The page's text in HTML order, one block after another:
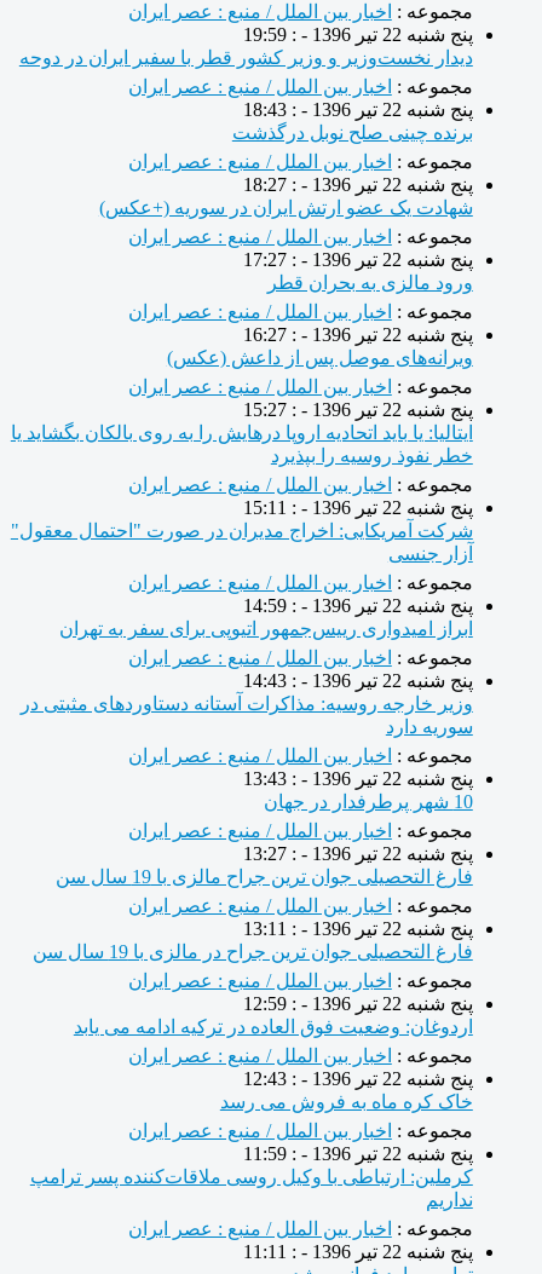
مجموعه :اخبار بین الملل / منبع : عصر ایران
پنج شنبه 22 تیر 1396 - : 19:59
دیدار نخست‌وزیر و وزیر کشور قطر با سفیر ایران در دوحه
مجموعه :اخبار بین الملل / منبع : عصر ایران
پنج شنبه 22 تیر 1396 - : 18:43
برنده چینی صلح نوبل درگذشت
مجموعه :اخبار بین الملل / منبع : عصر ایران
پنج شنبه 22 تیر 1396 - : 18:27
شهادت یک عضو ارتش ایران در سوریه (+عکس)
مجموعه :اخبار بین الملل / منبع : عصر ایران
پنج شنبه 22 تیر 1396 - : 17:27
ورود مالزی به بحران قطر
مجموعه :اخبار بین الملل / منبع : عصر ایران
پنج شنبه 22 تیر 1396 - : 16:27
ویرانه‌های موصل پس از داعش (عکس)
مجموعه :اخبار بین الملل / منبع : عصر ایران
پنج شنبه 22 تیر 1396 - : 15:27
ایتالیا: یا باید اتحادیه اروپا درهایش را به روی بالکان بگشاید یا
خطر نفوذ روسیه را بپذیرد
مجموعه :اخبار بین الملل / منبع : عصر ایران
پنج شنبه 22 تیر 1396 - : 15:11
شرکت آمریکایی: اخراج مدیران در صورت "احتمال معقول"
آزار جنسی
مجموعه :اخبار بین الملل / منبع : عصر ایران
پنج شنبه 22 تیر 1396 - : 14:59
ابراز امیدواری رییس‌جمهور اتیوپی برای سفر به تهران
مجموعه :اخبار بین الملل / منبع : عصر ایران
پنج شنبه 22 تیر 1396 - : 14:43
وزیر خارجه روسیه: مذاکرات آستانه دستاوردهای مثبتی در
سوریه دارد
مجموعه :اخبار بین الملل / منبع : عصر ایران
پنج شنبه 22 تیر 1396 - : 13:43
مجموعه :اخبار بین الملل / منبع : عصر ایران
پنج شنبه 22 تیر 1396 - : 13:27
فارغ التحصیلی جوان ترین جراح مالزی با 19 سال سن
مجموعه :اخبار بین الملل / منبع : عصر ایران
پنج شنبه 22 تیر 1396 - : 13:11
فارغ التحصیلی جوان ترین جراح در مالزی با 19 سال سن
مجموعه :اخبار بین الملل / منبع : عصر ایران
پنج شنبه 22 تیر 1396 - : 12:59
اردوغان: وضعیت فوق العاده در ترکیه ادامه می یابد
مجموعه :اخبار بین الملل / منبع : عصر ایران
پنج شنبه 22 تیر 1396 - : 12:43
خاک کره ماه به فروش می‌ رسد
مجموعه :اخبار بین الملل / منبع : عصر ایران
پنج شنبه 22 تیر 1396 - : 11:59
کرملین: ارتباطی با وکیل روسی ملاقات‌کننده پسر ترامپ
نداریم
مجموعه :اخبار بین الملل / منبع : عصر ایران
پنج شنبه 22 تیر 1396 - : 11:11